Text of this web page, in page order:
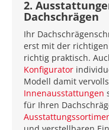
2.
Dachschrägen
Ihr
erst mit der richtigen
richtig praktisch.
Konfigurator
Modell damit
Innenausstattungen
für Ihren